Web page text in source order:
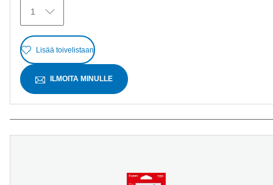
1
Lisää toivelistaan
ILMOITA MINULLE